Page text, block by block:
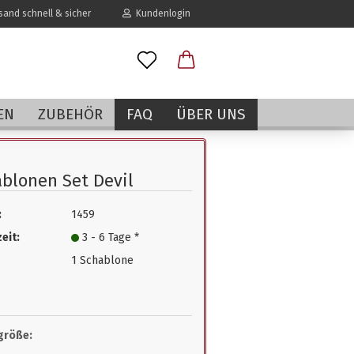
schnell & sicher Kundenlogin
vergessen?
ZUBEHÖR FAQ ÜBER UNS
Set Devil
1459
3 - 6 Tage *
1 Schablone